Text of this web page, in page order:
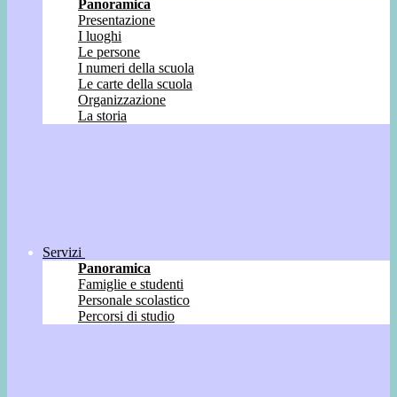
Panoramica
Presentazione
I luoghi
Le persone
I numeri della scuola
Le carte della scuola
Organizzazione
La storia
Servizi
Panoramica
Famiglie e studenti
Personale scolastico
Percorsi di studio